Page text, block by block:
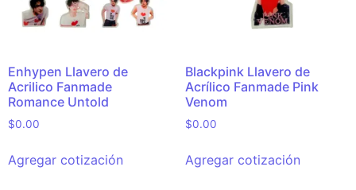
Enhypen Llavero de
Acrilico Fanmade
Romance Untold
$0.00
Agregar cotización
Blackpink Llavero de
Acrílico Fanmade Pink
Venom
$0.00
Agregar cotización